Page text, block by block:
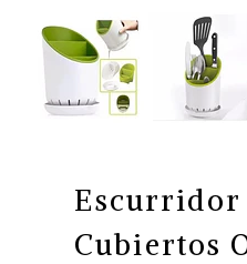
Escurridor
Cubiertos